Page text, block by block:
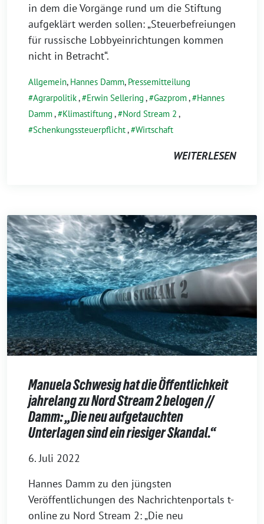
in dem die Vorgänge rund um die Stiftung
aufgeklärt werden sollen: „Steuerbefreiungen
für russische Lobbyeinrichtungen kommen
nicht in Betracht“.
Allgemein, Hannes Damm, Pressemitteilung
Agrarpolitik, Erwin Sellering , Gazprom,
Hannes
Damm, Klimastiftung , Nord Stream 2 ,
Schenkungssteuerpflicht, Wirtschaft
WEITERLESEN
Manuela Schwesig hat die Öffentlichkeit
jahrelang zu Nord Stream 2 belogen //
Damm: „Die neu aufgetauchten
Unterlagen sind ein riesiger Skandal.“
6. Juli 2022
Hannes Damm zu den jüngsten
Veröffentlichungen des Nachrichtenportals t-
online zu Nord Stream 2: „Die neu